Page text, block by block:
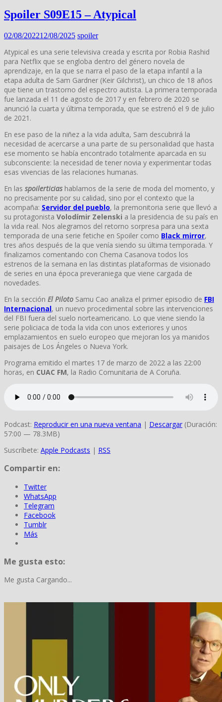
Spoiler S09E15 – Atypical
02/08/202212/08/2025 spoiler
Atypical es una serie televisiva creada y escrita por Robia Rashid
para Netflix que se engloba dentro del género novela de
aprendizaje, en la que se narra el paso de la etapa infantil a la
etapa adulta de Sam Gardner (Keir Gilchrist), un chico de 18 años
que tiene un trastorno del espectro autista. La primera temporada
fue lanzada el 11 de agosto de 2017 y en febrero de 2020 se
anunció la cuarta y última temporada, que se estrenó el 9 de julio
de 2021.
En ese paso de la niñez a la vida adulta, Sam descubrirá la
necesidad de acercarse a una parte de su personalidad que hasta
ese momento se había encontrado totalmente aparcada en su
subconsciente: la necesidad de tener novia y experimentar todas
esas vivencias de las relaciones humanas.
En las spoilerticiashablamos de la serie de moda del momento, y
no precisamente por su calidad, sino por el contexto que la
acompaña: Servidor del pueblo, la premonitoria serie que llevó a
su protagonista Volodímir Zelenski a la presidencia de su país en
la vida real. Nos alegramos del retorno sorpresa para una sexta
temporada de una serie fetiche en Spoiler como Black mirror,
tres años después de la que venía siendo su última temporada. Y
finalizamos comentando con Chema Casanova todos los
estrenos de la semana en las distintas plataformas de visionado
de series en una época preveraniega que viene cargada de
novedades.
En la sección El Piloto Samu Cao analiza el primer episodio de FBI
Internacional, un nuevo procedimental sobre las intervenciones
del FBI fuera del suelo norteamericano. Lo que viene siendo la
serie policiaca de toda la vida con unos exteriores y unos
emplazamientos en suelo europeo que mejoran los ya manidos
paisajes de Los Ángeles o Nueva York.
Programa emitido el martes 17 de marzo de 2022 a las 22:00
horas, en CUAC FM, la Radio Comunitaria de A Coruña.
Podcast: Reproducir en una nueva ventana | Descargar (Duración:
57:00 — 78.3MB)
Suscríbete: Apple Podcasts | RSS
Compartir en:
Twitter
WhatsApp
Telegram
Facebook
Tumblr
Más
Me gusta esto:
Me gusta Cargando...